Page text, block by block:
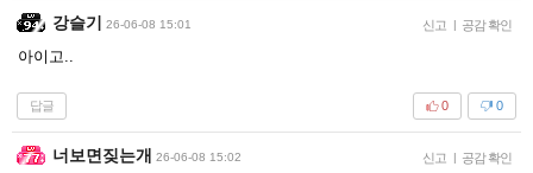
강슬기 26-06-08 15:01 신고 | 공감 확인
아이고..
답글 0
0
너보면짖는개 26-06-08 15:02 신고 | 공감 확인